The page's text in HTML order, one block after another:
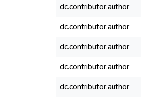
dc.contributor.author
dc.contributor.author
dc.contributor.author
dc.contributor.author
dc.contributor.author